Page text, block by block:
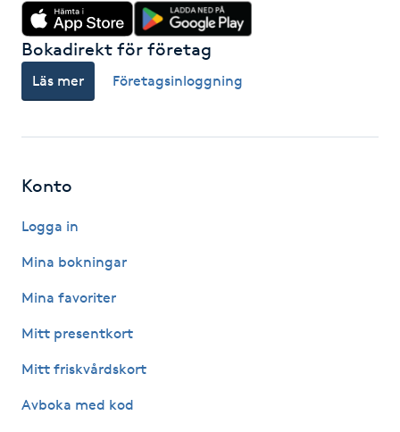
Friskvård
Friskvårdsmassage
Frisör
Funktionsanalys
Färgning
Gelenaglar
Bokadirekt för företag
Läs mer Företagsinloggning
Konto
Logga in
Mina bokningar
Mina favoriter
Mitt presentkort
Mitt friskvårdskort
Avboka med kod